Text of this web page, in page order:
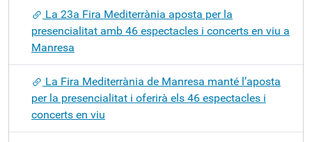
La 23a Fira Mediterrània aposta per la
presencialitat amb 46 espectacles i concerts en viu a
Manresa
La Fira Mediterrània de Manresa manté l’aposta
per la presencialitat i oferirà els 46 espectacles i
concerts en viu